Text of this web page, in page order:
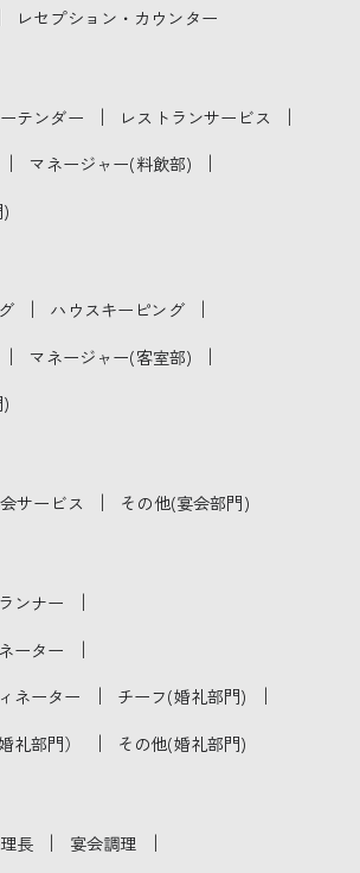
レセプション・カウンター
テンダー ｜ レストランサービス ｜
｜ マネージャー(料飲部) ｜
｜ ハウスキーピング ｜
｜ マネージャー(客室部) ｜
サービス ｜ その他(宴会部門)
ンナー ｜
ーター ｜
ネーター ｜ チーフ(婚礼部門) ｜
礼部門） ｜ その他(婚礼部門)
長 ｜ 宴会調理 ｜